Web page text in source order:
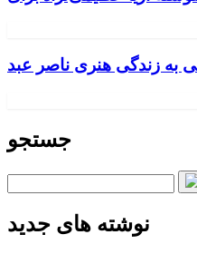
جستجو
نوشته های جدید